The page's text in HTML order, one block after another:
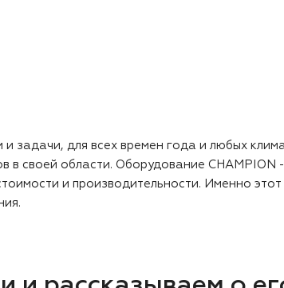
задачи, для всех времен года и любых
своей области. Оборудование
и производительности. Именно